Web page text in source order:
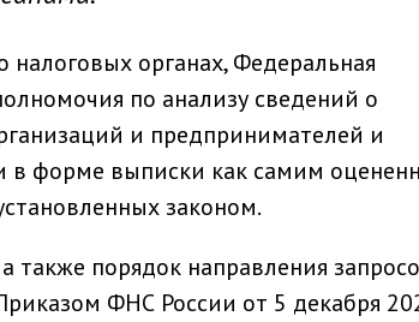
налоговых органах, Федеральная
по анализу сведений о
и предпринимателей и
в форме выписки как самим
законом.
также порядок направления
ФНС России от 5 декабря